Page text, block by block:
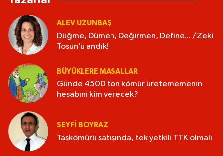
ALEV UZUNBAŞ
Düğme, Dümen, Değirmen, Define... /Zeki
Tosun’u andık!
BÜYÜKLERE MASALLAR
Günde 4500 ton kömür üretememenin
hesabını kim verecek?
SEYFI BOYRAZ
Taşkömürü satışında, tek yetkili TTK olmalı